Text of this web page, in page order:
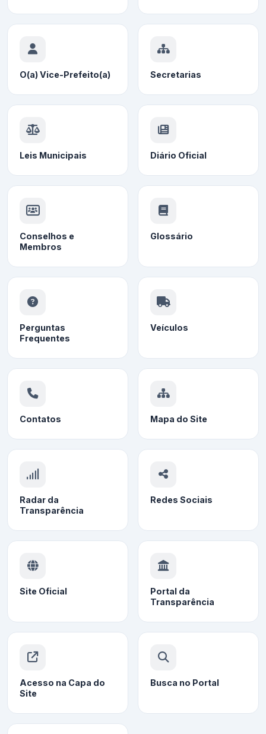
O(a) Vice-Prefeito(a) Secretarias
Leis Municipais Diário Oficial
Conselhos e
Membros
Glossário
Perguntas
Frequentes
Veículos
Contatos Mapa do Site
Radar da
Transparência
Redes Sociais
Site Oficial
Portal da
Transparência
Acesso na Capa do
Site
Busca no Portal